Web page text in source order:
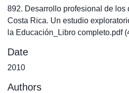
892. Desarrollo profesional de los
Costa Rica. Un estudio
la Educación_Libro completo.pdf
Date
2010
Authors